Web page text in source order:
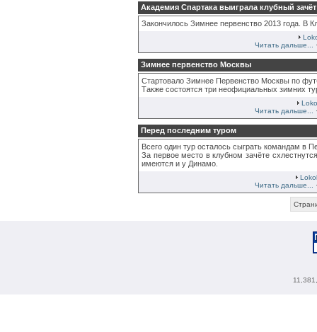
Академия Спартака выиграла клубный зачёт
Закончилось Зимнее первенство 2013 года. В
Читать дальше...
Зимнее первенство Москвы
Стартовало Зимнее Первенство Москвы по
Также состоятся три неофициальных зимних
Читать дальше...
Перед последним туром
Всего один тур осталось сыграть командам в
За первое место в клубном зачёте
имеются и у Динамо.
Читать дальше...